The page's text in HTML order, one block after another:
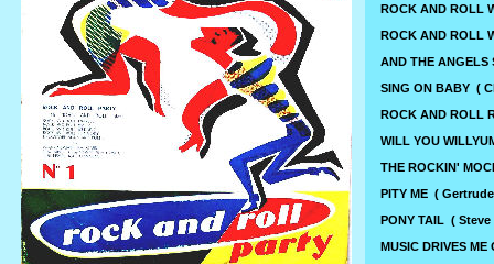
ROCK AND ROLL
ROCK AND ROLL
AND THE
SING ON BABY (
ROCK AND ROLL
WILL YOU
THE ROCKIN'
PITY ME (
PONY TAIL (
MUSIC DRIVES